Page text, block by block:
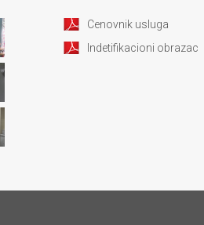
Cenovnik usluga
Indetifikacioni obrazac